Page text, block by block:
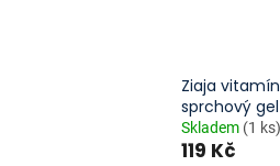
Ziaja
sprchový
Skladem (1 ks)
119 Kč